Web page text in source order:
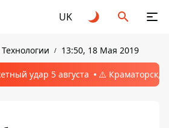
UK
Технологии 13:50, 18 Мая 2019
удар 5 августа ⚠️ Краматорск,